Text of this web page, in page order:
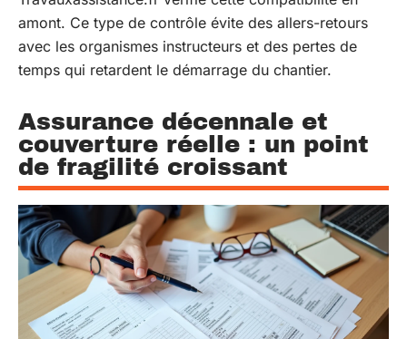
amont. Ce type de contrôle évite des allers-retours
avec les organismes instructeurs et des pertes de
temps qui retardent le démarrage du chantier.
Assurance décennale et
couverture réelle : un point
de fragilité croissant